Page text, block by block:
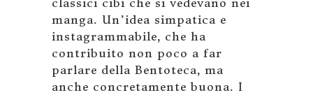
classici cibi che si vedevano nei
manga. Un’idea simpatica e
instagrammabile, che ha
contribuito non poco a far
parlare della Bentoteca, ma
anche concretamente buona. I